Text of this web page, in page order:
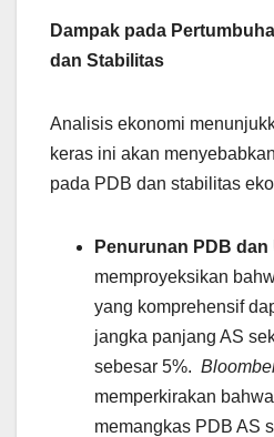
Dampak pada
dan Stabilitas
Analisis ekonomi
keras ini akan
pada PDB dan stabilitas
Penurunan PDB dan
memproyeksikan
yang komprehensif
jangka panjang AS
sebesar 5%.
memperkirakan
memangkas PDB AS